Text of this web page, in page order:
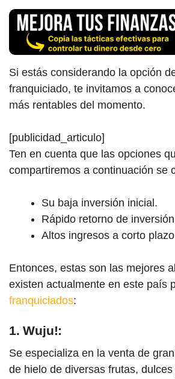
Si estás considerando la opción
franquiciado, te invitamos a
más rentables del momento.
[publicidad_articulo]
Ten en cuenta que las opciones
compartiremos a continuación se
Su baja inversión inicial.
Rápido retorno de
Altos ingresos a corto
Entonces, estas son las mejores
existen actualmente en este país
franquiciados:
1. Wuju!:
Se especializa en la venta de
de hielo de diversas frutas,